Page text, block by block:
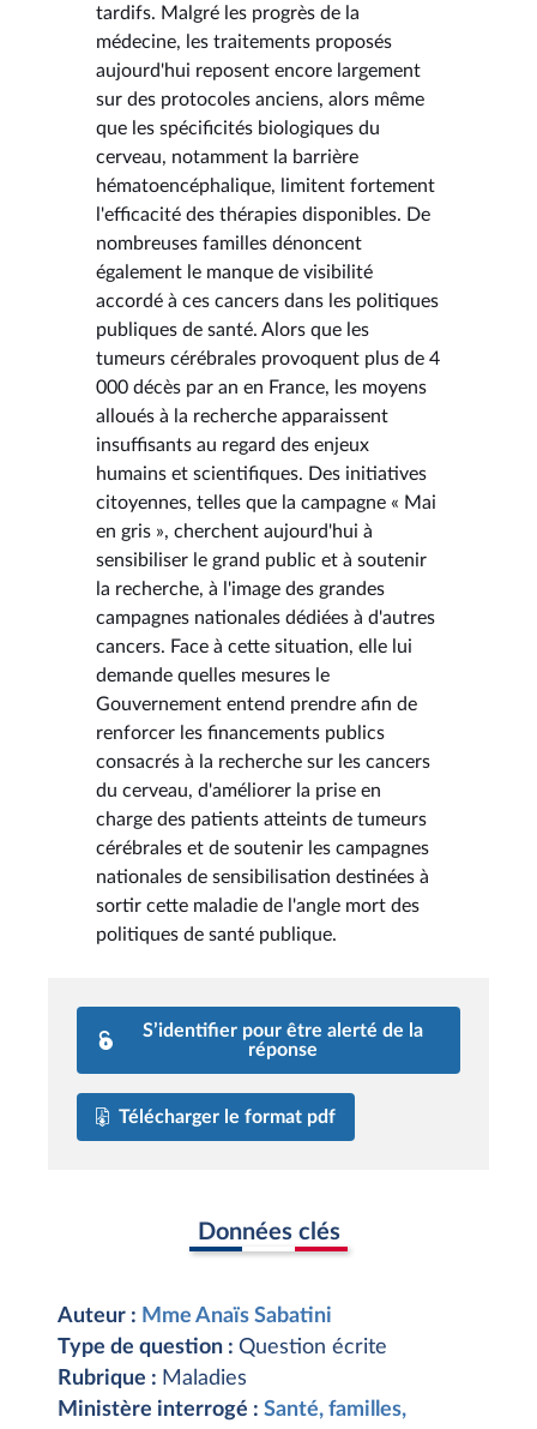
tardifs. Malgré les progrès de la
médecine, les traitements proposés
aujourd'hui reposent encore largement
sur des protocoles anciens, alors même
que les spécificités biologiques du
cerveau, notamment la barrière
hématoencéphalique, limitent fortement
l'efficacité des thérapies disponibles. De
nombreuses familles dénoncent
également le manque de visibilité
accordé à ces cancers dans les politiques
publiques de santé. Alors que les
tumeurs cérébrales provoquent plus de 4
000 décès par an en France, les moyens
alloués à la recherche apparaissent
insuffisants au regard des enjeux
humains et scientifiques. Des initiatives
citoyennes, telles que la campagne « Mai
en gris », cherchent aujourd'hui à
sensibiliser le grand public et à soutenir
la recherche, à l'image des grandes
campagnes nationales dédiées à d'autres
cancers. Face à cette situation, elle lui
demande quelles mesures le
Gouvernement entend prendre afin de
renforcer les financements publics
consacrés à la recherche sur les cancers
du cerveau, d'améliorer la prise en
charge des patients atteints de tumeurs
cérébrales et de soutenir les campagnes
nationales de sensibilisation destinées à
sortir cette maladie de l'angle mort des
politiques de santé publique.
S’identifier pour être alerté de la
réponse
Télécharger le format pdf
Données clés
Auteur : Mme Anaïs Sabatini
Type de question : Question écrite
Rubrique : Maladies
Ministère interrogé : Santé, familles,